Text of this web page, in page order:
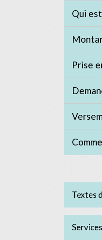
Qui
Prise
Textes